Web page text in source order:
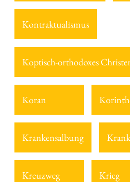
Kontraktualismus
Koptisch-orthodoxes
Koran
Krankensalbung
Kreuzweg Krieg